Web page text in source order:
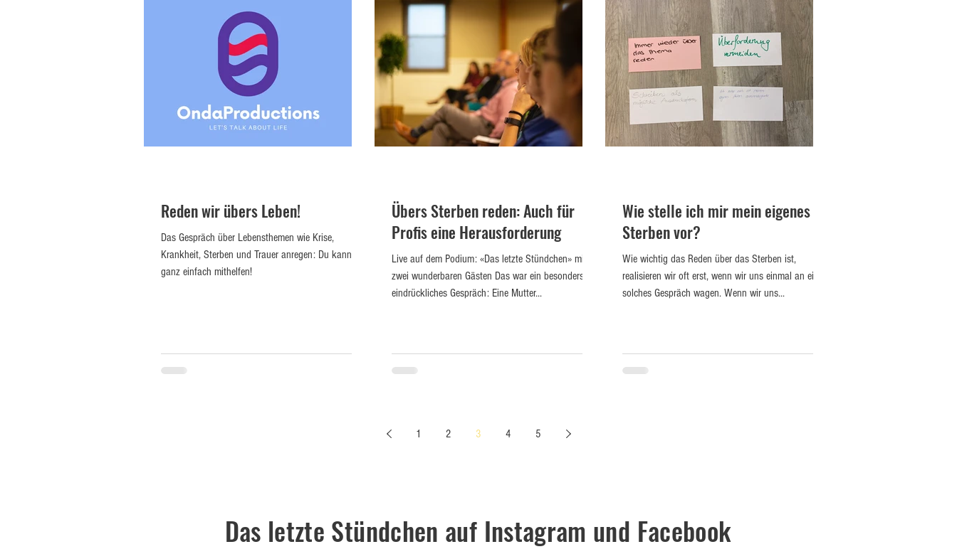
Reden wir übers Leben!
Das Gespräch über Lebensthemen wie Krise,
Krankheit, Sterben und Trauer anregen: Du kannst
ganz einfach mithelfen!
Übers Sterben reden: Auch für
Profis eine Herausforderung
Live auf dem Podium: «Das letzte Stündchen» mit
zwei wunderbaren Gästen Das war ein besonders
eindrückliches Gespräch: Eine Mutter...
Wie stelle ich mir mein eigenes
Sterben vor?
Wie wichtig das Reden über das Sterben ist,
realisieren wir oft erst, wenn wir uns einmal an ein
solches Gespräch wagen. Wenn wir uns...
1 2 3 4 5
Das letzte Stündchen auf Instagram und Facebook